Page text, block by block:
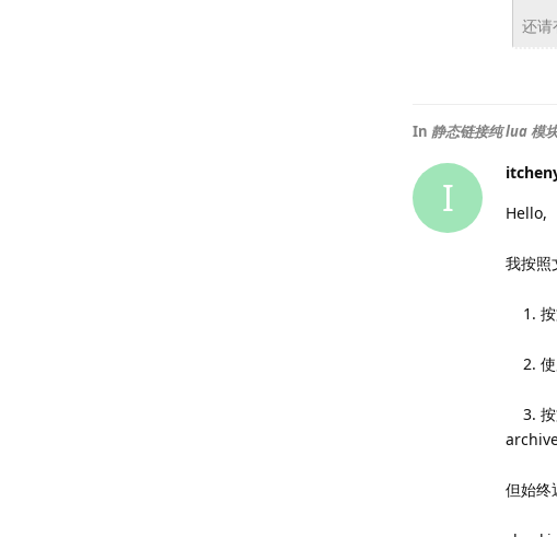
还请
In 静态链接纯 lua 模
I Hello,
我按照
1. 按
2. 使
3. 按
但始终